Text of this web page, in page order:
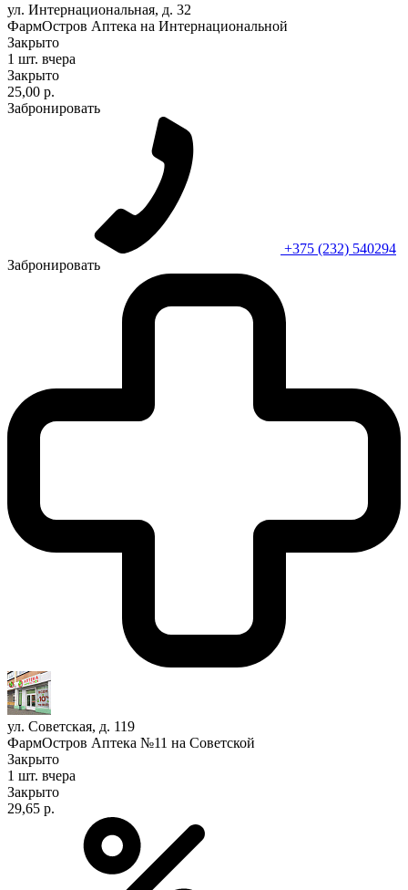
ул. Интернациональная, д. 32
ФармОстров Аптека на Интернациональной
Закрыто
1 шт. вчера
Закрыто
25,00 р.
Забронировать
+375 (232) 540294
Забронировать
ул. Советская, д. 119
ФармОстров Аптека №11 на Советской
Закрыто
1 шт. вчера
Закрыто
29,65 р.